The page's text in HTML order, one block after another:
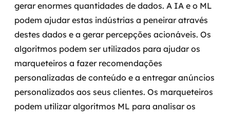
gerar enormes quantidades de dados. A IA e o ML
podem ajudar estas indústrias a peneirar através
destes dados e a gerar percepções acionáveis. Os
algoritmos podem ser utilizados para ajudar os
marqueteiros a fazer recomendações
personalizadas de conteúdo e a entregar anúncios
personalizados aos seus clientes. Os marqueteiros
podem utilizar algoritmos ML para analisar os